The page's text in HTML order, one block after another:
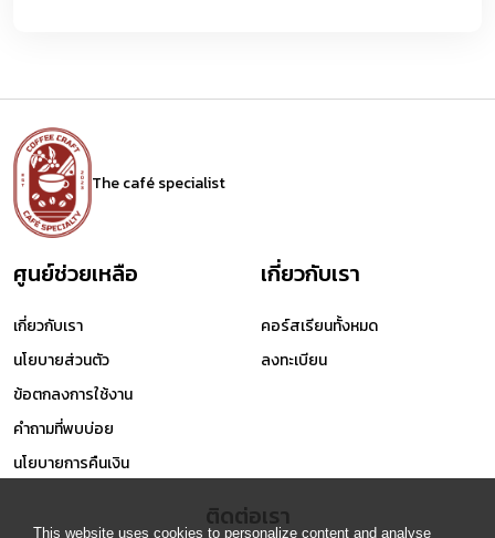
This website uses cookies to personalize content and analyse
The café specialist
ศูนย์ช่วยเหลือ
เกี่ยวกับเรา
นโยบายส่วนตัว
ข้อตกลงการใช้งาน
คำถามที่พบบ่อย
นโยบายการคืนเงิน
เกี่ยวกับเรา
คอร์สเรียนทั้งหมด
ลงทะเบียน
ติดต่อเรา